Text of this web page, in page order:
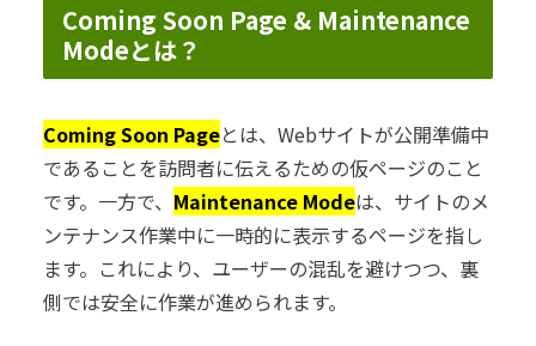
Coming Soon Page & Maintenance
Modeとは？
Coming Soon Pageとは、Webサイトが公開準備中
であることを訪問者に伝えるための仮ページのこと
です。一方で、 Maintenance Modeは、サイトのメ
ンテナンス作業中に一時的に表示するページを指し
ます。これにより、ユーザーの混乱を避けつつ、裏
側では安全に作業が進められます。